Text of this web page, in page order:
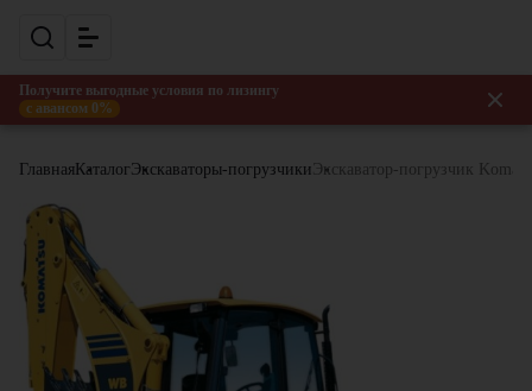
Получите выгодные условия по лизингу
с авансом 0%
Главная КаталогЭкскаваторы-погрузчики Экскаватор-погрузчик